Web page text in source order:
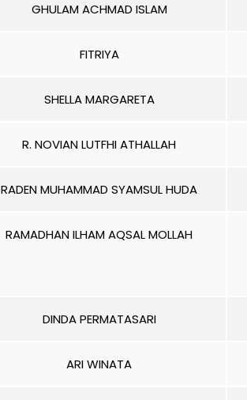
GHULAM ACHMAD ISLAM
FITRIYA
SHELLA MARGARETA
R. NOVIAN LUTFHI ATHALLAH
RADEN MUHAMMAD SYAMSUL HUDA
RAMADHAN ILHAM AQSAL MOLLAH
DINDA PERMATASARI
ARI WINATA